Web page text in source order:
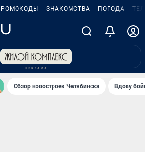
ЗНАКОМСТВА ПОГОДА
Обзор новостроек Челябинска Вдову